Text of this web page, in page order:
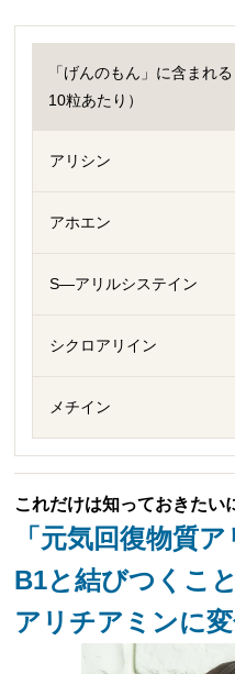
「げんのもん」に含まれ
10粒あたり）
アリシン
アホエン
S—アリルシステイン
シクロアリイン
メチイン
これだけは知っておきたい
「元気回復物質
B1と結びつくこ
アリチアミンに変